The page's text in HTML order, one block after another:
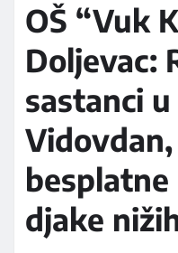
OŠ “Vuk
Doljevac:
sastanci
djake